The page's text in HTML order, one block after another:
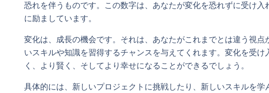
恐れを伴うものです。この数字は、あなたが変化を恐れずに受け入
に励ましています。
変化は、成長の機会です。それは、あなたがこれまでとは違う視点
いスキルや知識を習得するチャンスを与えてくれます。変化を受
く、より賢く、そしてより幸せになることができるでしょう。
具体的には、新しいプロジェクトに挑戦したり、新しいスキルを学